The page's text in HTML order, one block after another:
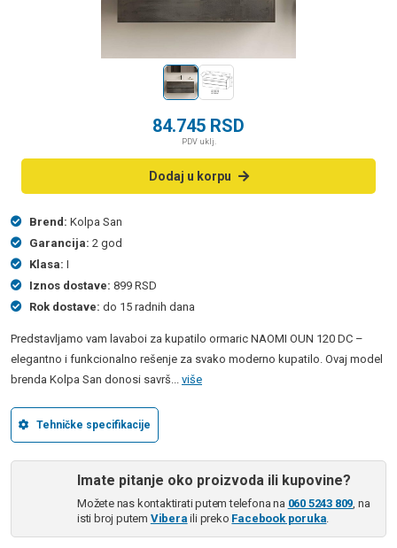
84.745 RSD
PDV uklj.
Dodaj u korpu
Brend: Kolpa San
Garancija: 2 god
Klasa: I
Iznos dostave: 899 RSD
Rok dostave: do 15 radnih dana
Predstavljamo vam lavaboi za kupatilo ormaric NAOMI OUN 120 DC –
elegantno i funkcionalno rešenje za svako moderno kupatilo. Ovaj model
brenda Kolpa San donosi savrš... više
Tehničke specifikacije
Imate pitanje oko proizvoda ili kupovine?
Možete nas kontaktirati putem telefona na 060 5243 809, na
isti broj putem Vibera ili preko Facebook poruka.